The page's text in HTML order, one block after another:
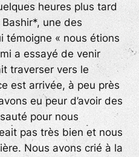
heures plus tard
une des
témoigne « nous étions
a essayé de venir
traverser vers le
est arrivée, à peu près
eu peur d’avoir des
pour nous
pas très bien et nous
Nous avons crié à la